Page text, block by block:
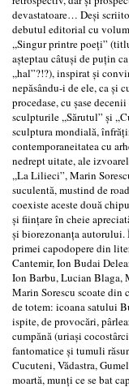
devastatoare… Deşi
debutul editorial cu
,,Singur printre poeţi”
aşteptau câtuşi de puţin
,,hal”?!?), inspirat şi
nepăsându-i de ele, ca şi
procedase, cu şase
sculpturile ,,Sărutul” şi
sculptura mondială,
contemporaneitatea cu
nedrept uitate, ale
,,La Lilieci”, Marin
suculentă, mustind de
coexiste aceste două
şi fiinţare în cheie
şi biorezonanţa autorului.
primei capodopere din
Cantemir, Ion Budai
Ion Barbu, Lucian Blaga,
Marin Sorescu scoate
de totem: icoana satului
ispite, de provocări,
cumpănă (uriaşi
fantomatice şi tumuli
Cucuteni, Vădastra,
moartă, munţi ce se bat